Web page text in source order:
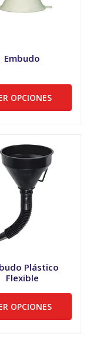
Embudo
OPCIONES
Plástico
Flexible
OPCIONES